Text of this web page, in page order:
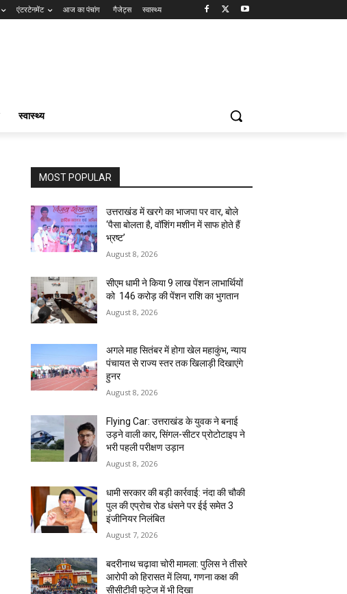
एंटरटेनमेंट आज का पंचांग गैजेट्स स्वास्थ्य
स्वास्थ्य
MOST POPULAR
उत्तराखंड में खरगे का भाजपा पर वार, बोले
‘पैसा बोलता है, वॉशिंग मशीन में साफ होते हैं
भ्रष्ट’
August 8, 2026
सीएम धामी ने किया 9 लाख पेंशन लाभार्थियों
को ₹ 146 करोड़ की पेंशन राशि का भुगतान
August 8, 2026
अगले माह सितंबर में होगा खेल महाकुंभ, न्याय
पंचायत से राज्य स्तर तक खिलाड़ी दिखाएंगे
हुनर
August 8, 2026
Flying Car: उत्तराखंड के युवक ने बनाई
उड़ने वाली कार, सिंगल-सीटर प्रोटोटाइप ने
भरी पहली परीक्षण उड़ान
August 8, 2026
धामी सरकार की बड़ी कार्रवाई: नंदा की चौकी
पुल की एप्राेच रोड धंसने पर ईई समेत 3
इंजीनियर निलंबित
August 7, 2026
बदरीनाथ चढ़ावा चोरी मामला: पुलिस ने तीसरे
आरोपी को हिरासत में लिया, गणना कक्ष की
सीसीटीवी फुटेज में भी दिखा